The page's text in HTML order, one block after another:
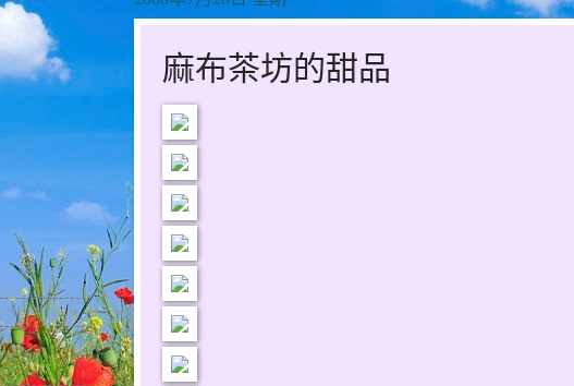
麻布茶坊的甜品